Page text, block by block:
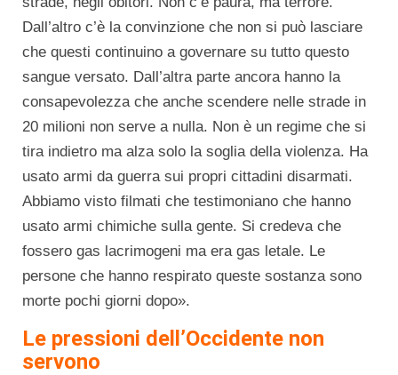
Dall’altro c’è la convinzione che non si può lasciare
che questi continuino a governare su tutto questo
sangue versato. Dall’altra parte ancora hanno la
consapevolezza che anche scendere nelle strade in
20 milioni non serve a nulla. Non è un regime che si
tira indietro ma alza solo la soglia della violenza. Ha
usato armi da guerra sui propri cittadini disarmati.
Abbiamo visto filmati che testimoniano che hanno
usato armi chimiche sulla gente. Si credeva che
fossero gas lacrimogeni ma era gas letale. Le
persone che hanno respirato queste sostanza sono
morte pochi giorni dopo».
Le pressioni dell’Occidente non
servono